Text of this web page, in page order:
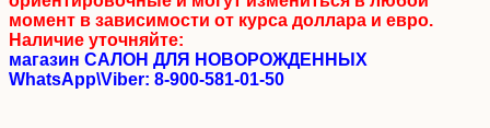
момент в зависимости от курса доллара и евро.
Наличие уточняйте:
магазин САЛОН ДЛЯ НОВОРОЖДЕННЫХ
WhatsApp\Viber: 8-900-581-01-50